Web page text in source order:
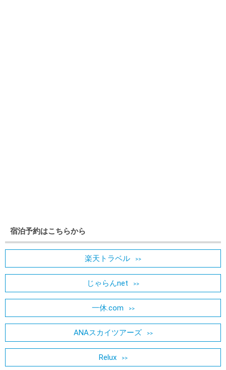
宿泊予約はこちらから
楽天トラベル
じゃらんnet
一休.com
ANAスカイツアーズ
Relux